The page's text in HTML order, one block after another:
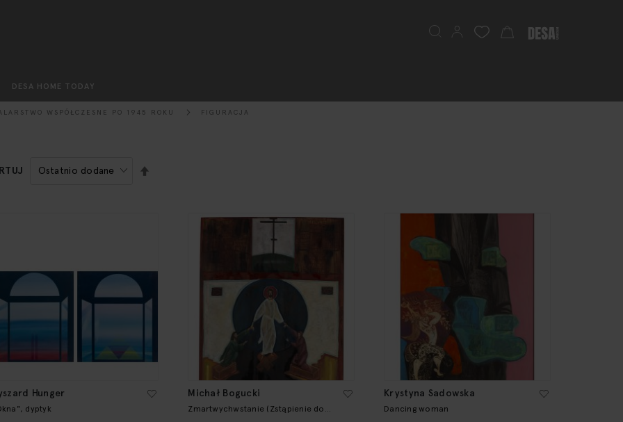
Mój koszyk
Szukaj
DESA HOME TODAY
WSPÓŁCZESNE PO 1945 ROKU FIGURACJA
Hunger
dyptyk
Michał Bogucki
Zmartwychwstanie (Zstąpienie do
Krystyna Sadowska
Dancing woman